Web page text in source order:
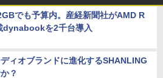
でも予算内。産経新聞社がAMD R
dynabookを2千台導入
ィオブランドに進化するSHANLING
？